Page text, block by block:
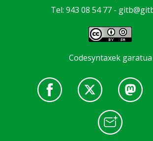
Tel: 943 08 54 77 -
Codesyntaxek garatua